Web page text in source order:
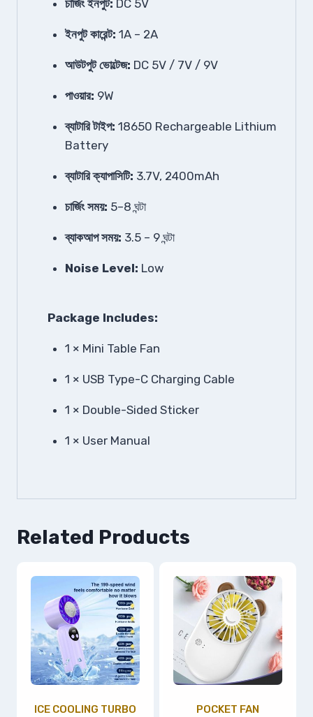
চার্জিং ইনপুট: DC 5V
ইনপুট কারেন্ট: 1A – 2A
আউটপুট ভোল্টেজ: DC 5V / 7V / 9V
পাওয়ার: 9W
ব্যাটারি টাইপ: 18650 Rechargeable Lithium
Battery
ব্যাটারি ক্যাপাসিটি: 3.7V, 2400mAh
চার্জিং সময়: 5–8 ঘন্টা
ব্যাকআপ সময়: 3.5 – 9 ঘন্টা
Noise Level: Low
Package Includes:
1 × Mini Table Fan
1 × USB Type-C Charging Cable
1 × Double-Sided Sticker
1 × User Manual
Related Products
ICE COOLING TURBO
POCKET FAN